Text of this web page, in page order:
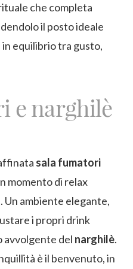
che completa
il posto ideale
equilibrio tra gusto,
e narghilè
sala fumatori
momento di relax
Un ambiente elegante,
i propri drink
avvolgente del narghilè.
è il benvenuto, in